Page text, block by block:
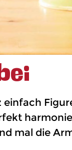
mal die